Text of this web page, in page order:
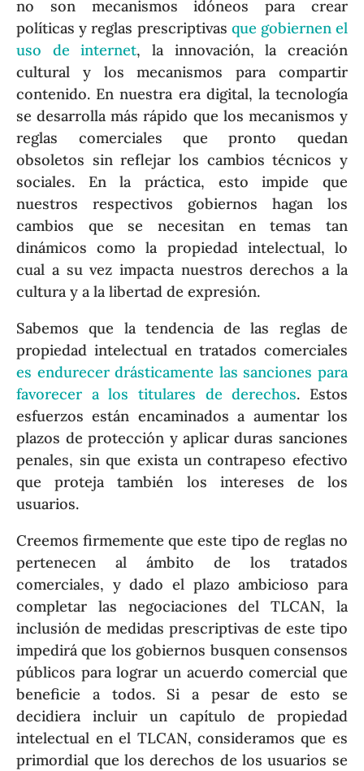
no son mecanismos idóneos para crear
políticas y reglas prescriptivas que gobiernen el
uso de internet, la innovación, la creación
cultural y los mecanismos para compartir
contenido. En nuestra era digital, la tecnología
se desarrolla más rápido que los mecanismos y
reglas comerciales que pronto quedan
obsoletos sin reflejar los cambios técnicos y
sociales. En la práctica, esto impide que
nuestros respectivos gobiernos hagan los
cambios que se necesitan en temas tan
dinámicos como la propiedad intelectual, lo
cual a su vez impacta nuestros derechos a la
cultura y a la libertad de expresión.
Sabemos que la tendencia de las reglas de
propiedad intelectual en tratados comerciales
es endurecer drásticamente las sanciones para
favorecer a los titulares de derechos. Estos
esfuerzos están encaminados a aumentar los
plazos de protección y aplicar duras sanciones
penales, sin que exista un contrapeso efectivo
que proteja también los intereses de los
usuarios.
Creemos firmemente que este tipo de reglas no
pertenecen al ámbito de los tratados
comerciales, y dado el plazo ambicioso para
completar las negociaciones del TLCAN, la
inclusión de medidas prescriptivas de este tipo
impedirá que los gobiernos busquen consensos
públicos para lograr un acuerdo comercial que
beneficie a todos. Si a pesar de esto se
decidiera incluir un capítulo de propiedad
intelectual en el TLCAN, consideramos que es
primordial que los derechos de los usuarios se